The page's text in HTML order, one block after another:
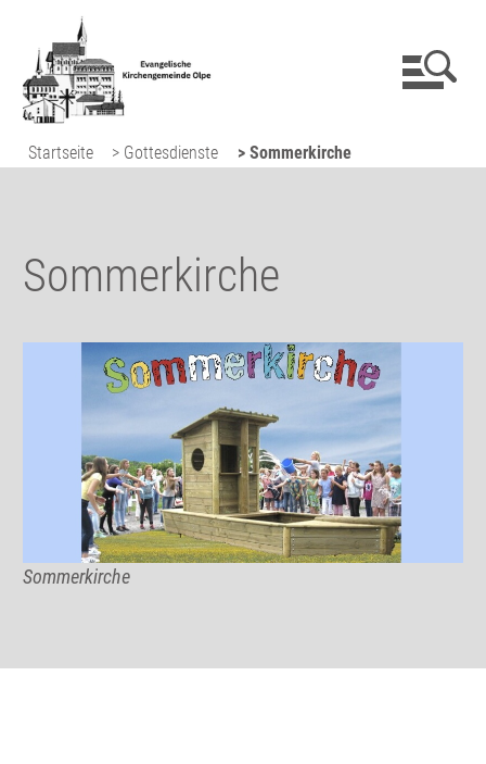
Startseite > Gottesdienste > Sommerkirche
Sommerkirche
Sommerkirche